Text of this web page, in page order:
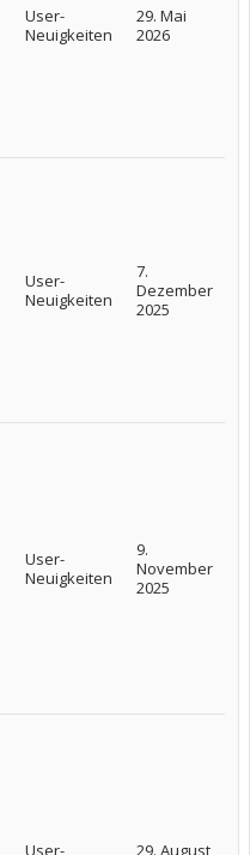
User-
Neuigkeiten
29. Mai
2026
User-
Neuigkeiten
7.
Dezember
2025
User-
Neuigkeiten
9.
November
2025
User- 29. August